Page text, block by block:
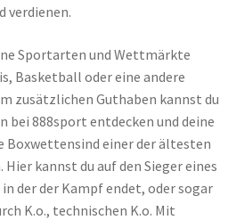
verdienen.
Sportarten und Wettmärkte
Basketball oder eine andere
zusätzlichen Guthaben kannst du
888sport entdecken und deine
Boxwettensind einer der ältesten
kannst du auf den Sieger eines
der der Kampf endet, oder sogar
K.o., technischen K.o. Mit